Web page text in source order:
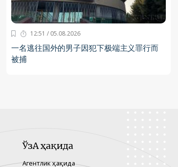
12:51 / 05.08.2026
一名逃往国外的男子因犯下极端主义罪行而
被捕
ЎзА ҳақида
Агентлик ҳақида